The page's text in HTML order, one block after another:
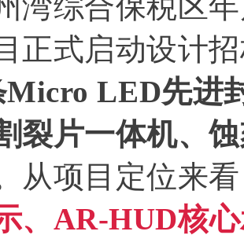
湾综合保税区
正式启动设计
Micro LED先进
裂片一体机、
从项目定位来
、AR-HUD核